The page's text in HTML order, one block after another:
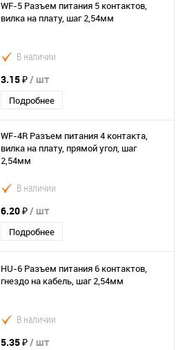
WF-5 Разъем питания 5 контактов,
вилка на плату, шаг 2,54мм
В наличии
3.15 ₽/ шт
Подробнее
WF-4R Разъем питания 4 контакта,
вилка на плату, прямой угол, шаг
2,54мм
В наличии
6.20 ₽/ шт
Подробнее
HU-6 Разъем питания 6 контактов,
гнездо на кабель, шаг 2,54мм
В наличии
5.35 ₽/ шт